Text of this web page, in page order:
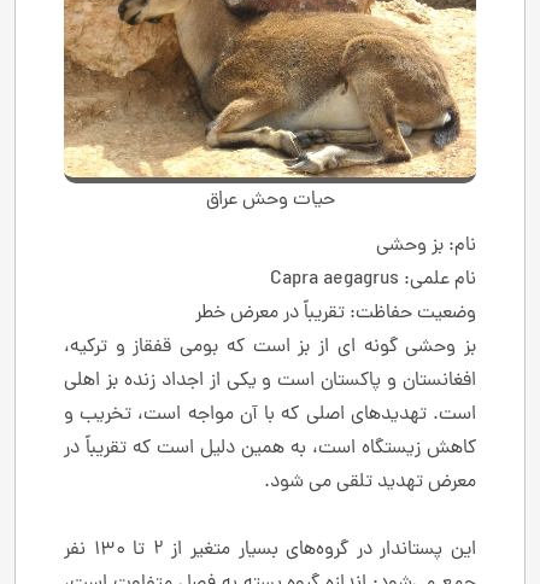
حیات وحش عراق
نام: بز وحشی
نام علمی: Capra aegagrus
وضعیت حفاظت: تقریباً در معرض خطر
بز وحشی گونه ای از بز است که بومی قفقاز و ترکیه،
افغانستان و پاکستان است و یکی از اجداد زنده بز اهلی
است. تهدیدهای اصلی که با آن مواجه است، تخریب و
کاهش زیستگاه است، به همین دلیل است که تقریباً در
معرض تهدید تلقی می شود.
این پستاندار در گروه‌های بسیار متغیر از 2 تا 130 نفر